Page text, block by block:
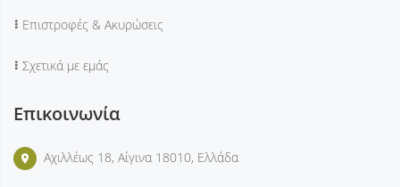
Επιστροφές & Ακυρώσεις
Σχετικά με εμάς
Επικοινωνία
place Αχιλλέως 18, Αίγινα 18010, Ελλάδα